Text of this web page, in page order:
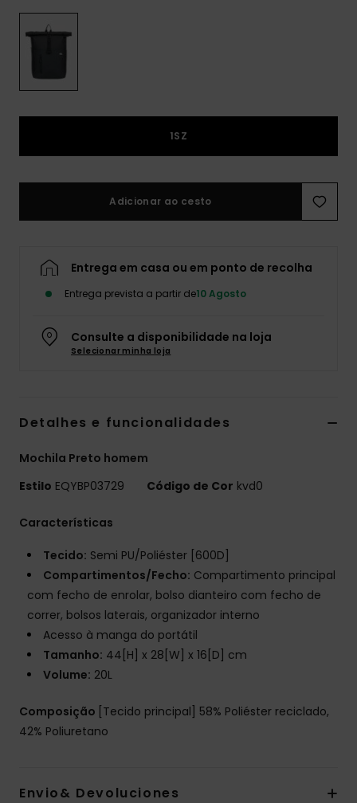
1SZ
Adicionar ao cesto
Entrega em casa ou em ponto de recolha
Entrega prevista a partir de10 Agosto
Consulte a disponibilidade na loja
Selecionar minha loja
Detalhes e funcionalidades
Mochila Preto homem
Estilo EQYBP03729 Código de Cor kvd0
Características
Tecido: Semi PU/Poliéster [600D]
Compartimentos/Fecho: Compartimento principal
com fecho de enrolar, bolso dianteiro com fecho de
correr, bolsos laterais, organizador interno
Acesso à manga do portátil
Tamanho: 44[H] x 28[W] x 16[D] cm
Volume: 20L
Composição [Tecido principal] 58% Poliéster reciclado,
42% Poliuretano
Envio& Devoluciones